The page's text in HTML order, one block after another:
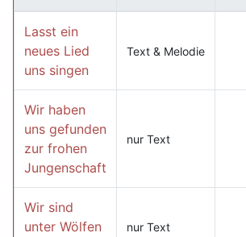
Lasst ein
neues Lied
uns singen
Text & Melodie
Wir haben
uns gefunden
zur frohen
Jungenschaft
nur Text
Wir sind
unter Wölfen
nur Text